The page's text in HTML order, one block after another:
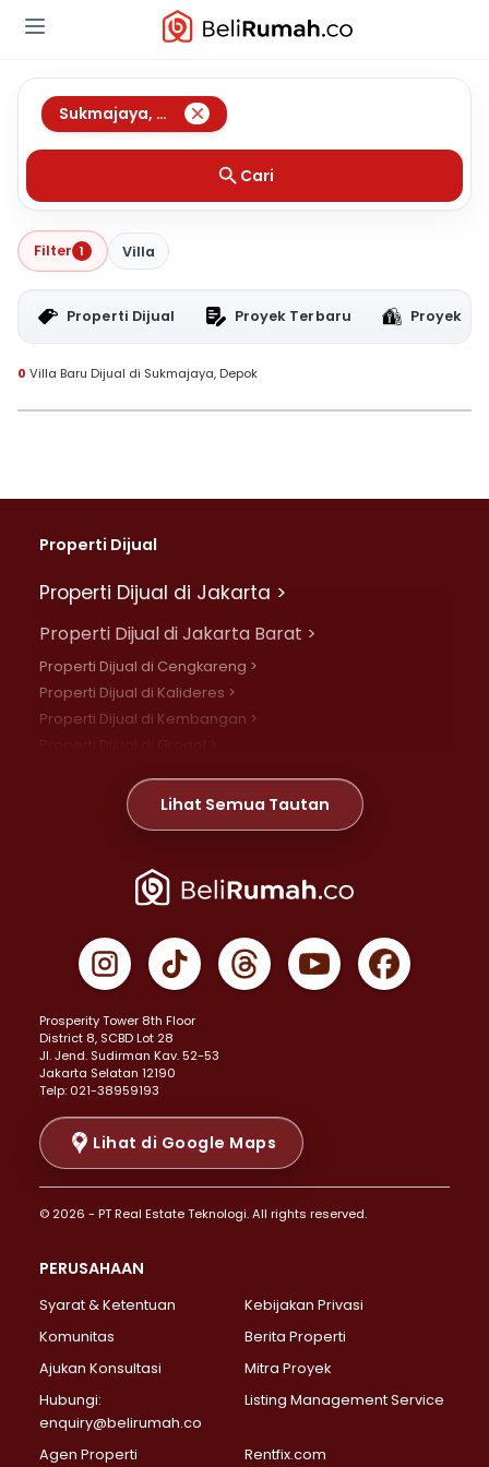
Sukmajaya, Depok
Cari
Filter 1 Villa
Properti Dijual Proyek Terbaru Proyek
0 Villa Baru Dijual di Sukmajaya, Depok
Properti Dijual
Properti Dijual di Jakarta >
Properti Dijual di Jakarta Barat >
Properti Dijual di Cengkareng >
Properti Dijual di Kalideres >
Properti Dijual di Kembangan >
Properti Dijual di Meruya >
Properti Dijual di Jelambar >
Properti Dijual di Jakarta Pusat >
Properti Dijual di Gambir >
Properti Dijual di Johar Baru >
Properti Dijual di Menteng >
Properti Dijual di Senen >
Properti Dijual di Tanah Abang >
Properti Dijual di Cikini >
Properti Dijual di Kramat >
Properti Dijual di Pasar Baru >
Properti Dijual di Bendungan Hilir >
Properti Dijual di Jakarta Selatan >
Properti Dijual di Lebak Bulus >
Properti Dijual di Gandaria Selatan >
Properti Dijual di Pondok Labu >
Properti Dijual di Lenteng Agung >
Properti Dijual di Senayan >
Properti Dijual di Pondok Pinang >
Lihat Semua Tautan
Prosperity Tower 8th Floor
District 8, SCBD Lot 28
JI. Jend. Sudirman Kav. 52-53
Jakarta Selatan 12190
Telp: 021-38959193
Lihat di Google Maps
© 2026 - PT Real Estate Teknologi. All rights reserved.
PERUSAHAAN
Syarat & Ketentuan
Kebijakan Privasi
Komunitas
Berita Properti
Ajukan Konsultasi
Mitra Proyek
Hubungi:
enquiry@belirumah.co
Listing Management Service
Agen Properti Rentfix.com